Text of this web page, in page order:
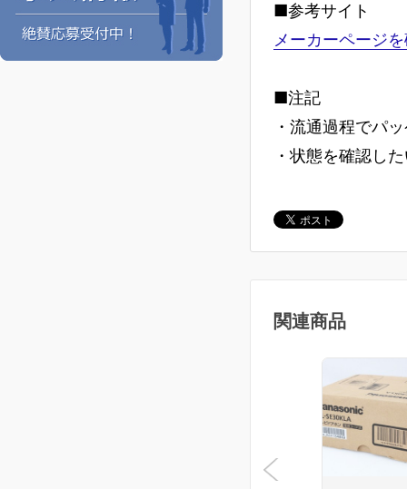
■参考サイト
メーカーページ
■注記
・流通過程でパ
・状態を確認し
関連商品